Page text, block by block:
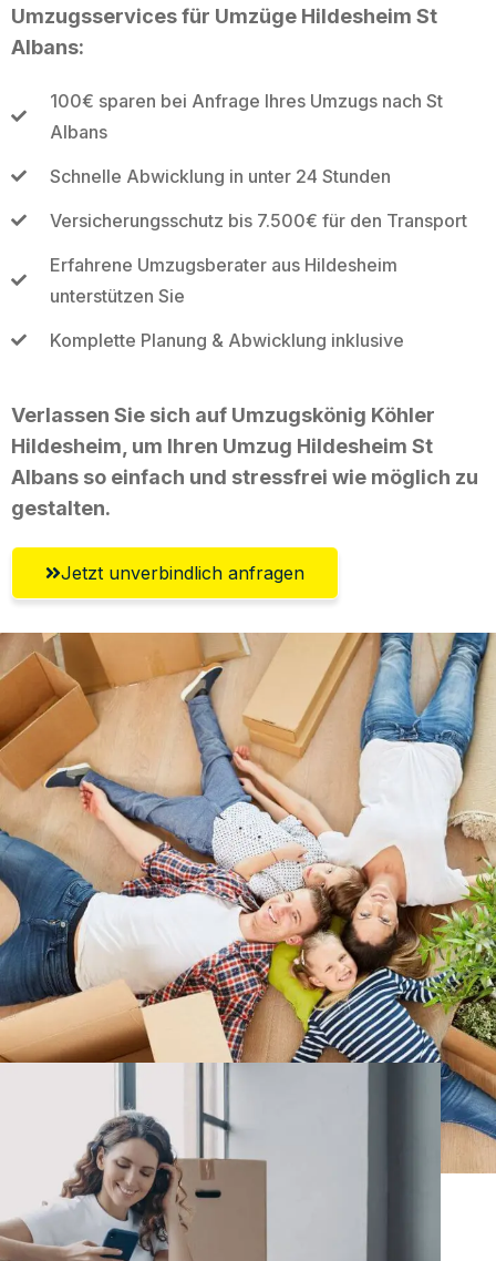
Umzugsservices für Umzüge Hildesheim St
Albans:
100€ sparen bei Anfrage Ihres Umzugs nach St
Albans
Schnelle Abwicklung in unter 24 Stunden
Versicherungsschutz bis 7.500€ für den Transport
Erfahrene Umzugsberater aus Hildesheim
unterstützen Sie
Komplette Planung & Abwicklung inklusive
Verlassen Sie sich auf Umzugskönig Köhler
Hildesheim, um Ihren Umzug Hildesheim St
Albans so einfach und stressfrei wie möglich zu
gestalten.
Jetzt unverbindlich anfragen